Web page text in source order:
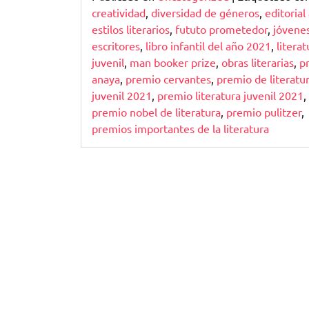
creatividad, diversidad de géneros, editorial
estilos literarios, fututo prometedor,
escritores, libro infantil del año 2021 ,
juvenil, man booker prize, obras literarias,
anaya, premio cervantes, premio de
juvenil 2021 , premio literatura juvenil 2021 ,
premio nobel de literatura, premio pulitzer,
premios importantes de la literatura